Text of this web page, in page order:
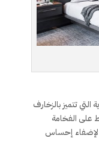
التي تتميز بالزخارف
على الفخامة
لإضفاء إحساس